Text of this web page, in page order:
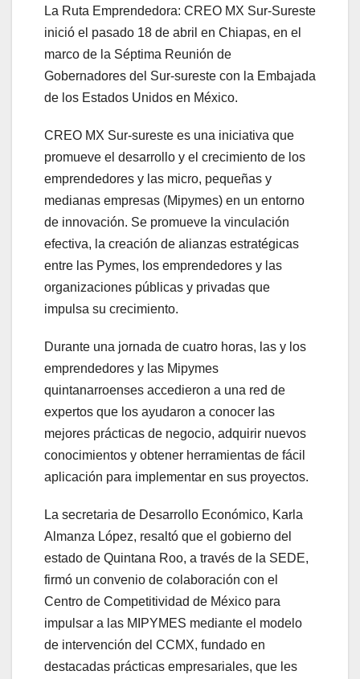
La Ruta Emprendedora: CREO MX Sur-Sureste
inició el pasado 18 de abril en Chiapas, en el
marco de la Séptima Reunión de
Gobernadores del Sur-sureste con la Embajada
de los Estados Unidos en México.
CREO MX Sur-sureste es una iniciativa que
promueve el desarrollo y el crecimiento de los
emprendedores y las micro, pequeñas y
medianas empresas (Mipymes) en un entorno
de innovación. Se promueve la vinculación
efectiva, la creación de alianzas estratégicas
entre las Pymes, los emprendedores y las
organizaciones públicas y privadas que
impulsa su crecimiento.
Durante una jornada de cuatro horas, las y los
emprendedores y las Mipymes
quintanarroenses accedieron a una red de
expertos que los ayudaron a conocer las
mejores prácticas de negocio, adquirir nuevos
conocimientos y obtener herramientas de fácil
aplicación para implementar en sus proyectos.
La secretaria de Desarrollo Económico, Karla
Almanza López, resaltó que el gobierno del
estado de Quintana Roo, a través de la SEDE,
firmó un convenio de colaboración con el
Centro de Competitividad de México para
impulsar a las MIPYMES mediante el modelo
de intervención del CCMX, fundado en
destacadas prácticas empresariales, que les